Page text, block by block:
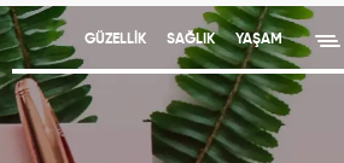
GÜZELLİK SAĞLIK YAŞAM